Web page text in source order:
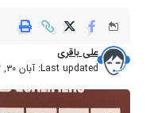
Last updated: آبان ۳۰, ۱۴۰۲ ۳:۵۱ ق٫ظ
علی باقری